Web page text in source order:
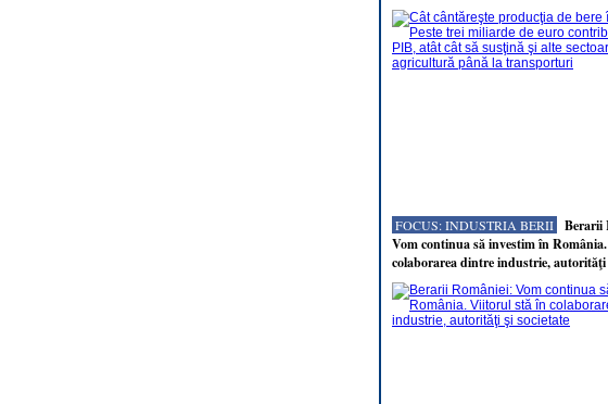
FOCUS: INDUSTRIA BERII
Berarii
Vom continua să investim în
colaborarea dintre industrie, autorităţi